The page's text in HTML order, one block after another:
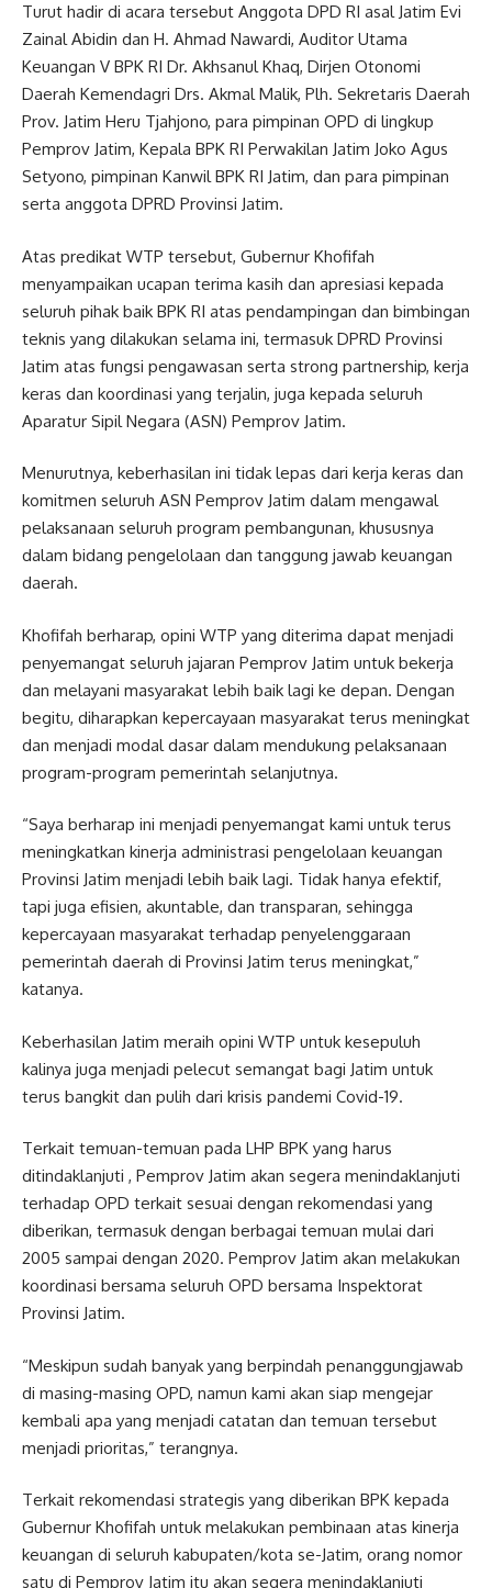
Turut hadir di acara tersebut Anggota DPD RI asal Jatim Evi
Zainal Abidin dan H. Ahmad Nawardi, Auditor Utama
Keuangan V BPK RI Dr. Akhsanul Khaq, Dirjen Otonomi
Daerah Kemendagri Drs. Akmal Malik, Plh. Sekretaris Daerah
Prov. Jatim Heru Tjahjono, para pimpinan OPD di lingkup
Pemprov Jatim, Kepala BPK RI Perwakilan Jatim Joko Agus
Setyono, pimpinan Kanwil BPK RI Jatim, dan para pimpinan
serta anggota DPRD Provinsi Jatim.
Atas predikat WTP tersebut, Gubernur Khofifah
menyampaikan ucapan terima kasih dan apresiasi kepada
seluruh pihak baik BPK RI atas pendampingan dan bimbingan
teknis yang dilakukan selama ini, termasuk DPRD Provinsi
Jatim atas fungsi pengawasan serta strong partnership, kerja
keras dan koordinasi yang terjalin, juga kepada seluruh
Aparatur Sipil Negara (ASN) Pemprov Jatim.
Menurutnya, keberhasilan ini tidak lepas dari kerja keras dan
komitmen seluruh ASN Pemprov Jatim dalam mengawal
pelaksanaan seluruh program pembangunan, khususnya
dalam bidang pengelolaan dan tanggung jawab keuangan
daerah.
Khofifah berharap, opini WTP yang diterima dapat menjadi
penyemangat seluruh jajaran Pemprov Jatim untuk bekerja
dan melayani masyarakat lebih baik lagi ke depan. Dengan
begitu, diharapkan kepercayaan masyarakat terus meningkat
dan menjadi modal dasar dalam mendukung pelaksanaan
program-program pemerintah selanjutnya.
“Saya berharap ini menjadi penyemangat kami untuk terus
meningkatkan kinerja administrasi pengelolaan keuangan
Provinsi Jatim menjadi lebih baik lagi. Tidak hanya efektif,
tapi juga efisien, akuntable, dan transparan, sehingga
kepercayaan masyarakat terhadap penyelenggaraan
pemerintah daerah di Provinsi Jatim terus meningkat,”
katanya.
Keberhasilan Jatim meraih opini WTP untuk kesepuluh
kalinya juga menjadi pelecut semangat bagi Jatim untuk
terus bangkit dan pulih dari krisis pandemi Covid-19.
Terkait temuan-temuan pada LHP BPK yang harus
ditindaklanjuti , Pemprov Jatim akan segera menindaklanjuti
terhadap OPD terkait sesuai dengan rekomendasi yang
diberikan, termasuk dengan berbagai temuan mulai dari
2005 sampai dengan 2020. Pemprov Jatim akan melakukan
koordinasi bersama seluruh OPD bersama Inspektorat
Provinsi Jatim.
“Meskipun sudah banyak yang berpindah penanggungjawab
di masing-masing OPD, namun kami akan siap mengejar
kembali apa yang menjadi catatan dan temuan tersebut
menjadi prioritas,” terangnya.
Terkait rekomendasi strategis yang diberikan BPK kepada
Gubernur Khofifah untuk melakukan pembinaan atas kinerja
keuangan di seluruh kabupaten/kota se-Jatim, orang nomor
satu di Pemprov Jatim itu akan segera menindaklanjuti